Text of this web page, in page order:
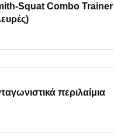
Squat Combo Trainer
περιλαίμια